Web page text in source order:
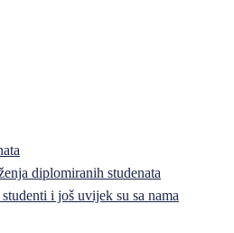
diplomiranih studenata
i još uvijek su sa nama